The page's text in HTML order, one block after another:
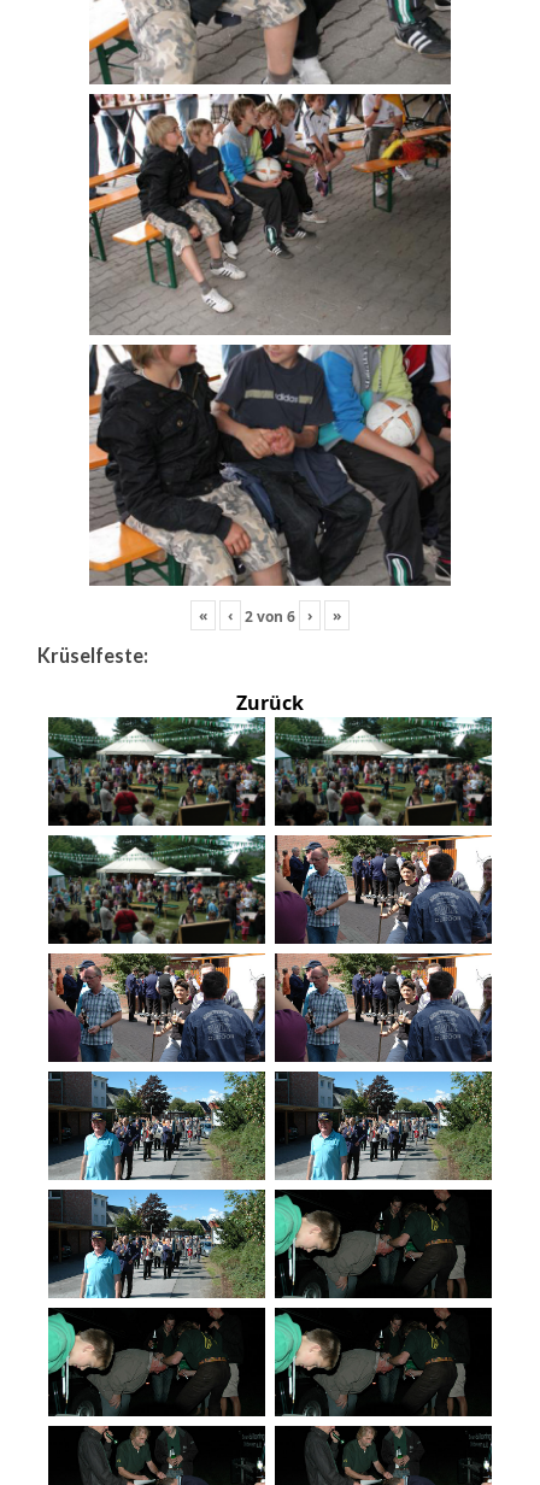
« ‹ 2von 6 › »
Krüselfeste:
Zurück